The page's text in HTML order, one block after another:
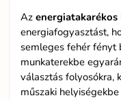
Az
energiafogyasztást,
semleges fehér fényt
munkaterekbe
választás folyosókra,
műszaki